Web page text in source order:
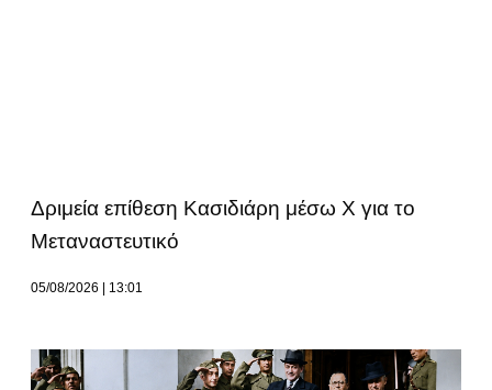
Δριμεία επίθεση Κασιδιάρη μέσω Χ για το
Μεταναστευτικό
05/08/2026 13:01